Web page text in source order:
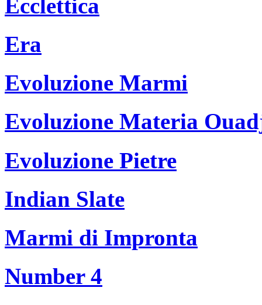
Ecclettica
Era
Evoluzione Marmi
Evoluzione Materia
Evoluzione Pietre
Indian Slate
Marmi di Impronta
Number 4